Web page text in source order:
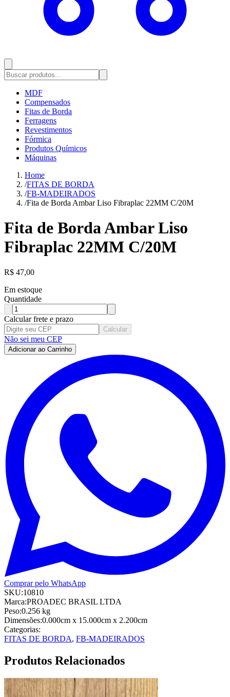
MDF
Compensados
Fitas de Borda
Ferragens
Revestimentos
Fórmica
Produtos Químicos
Máquinas
Home
/FITAS DE BORDA
/FB-MADEIRADOS
/Fita de Borda Ambar Liso Fibraplac 22MM C/20M
Fita de Borda Ambar Liso
Fibraplac 22MM C/20M
R$ 47,00
Em estoque
Quantidade
Calcular frete e prazo
Calcular
Não sei meu CEP
Adicionar ao Carrinho
Comprar pelo WhatsApp
SKU:10810
Marca:PROADEC BRASIL LTDA
Peso:0.256 kg
Dimensões:0.000cm x 15.000cm x 2.200cm
Categorias:
FITAS DE BORDA, FB-MADEIRADOS
Produtos Relacionados